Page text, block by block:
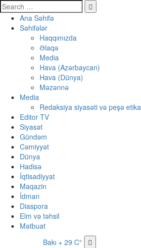
Ana Səhifə
Səhifələr
Haqqımızda
Əlaqə
Media
Hava (Azərbaycan)
Hava (Dünya)
Məzənnə
Media
Redaksiya siyasəti və peşə
Editor TV
Siyasət
Gündəm
Cəmiyyət
Dünya
Hadisə
İqtisadiyyat
Maqazin
İdman
Diaspora
Elm və təhsil
Mətbuat
Bakı + 29 C°